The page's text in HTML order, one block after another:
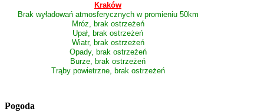
Kraków
Brak wyładowań atmosferycznych w promieniu 50km
Mróz, brak ostrzeżeń
Upał, brak ostrzeżeń
Wiatr, brak ostrzeżeń
Opady, brak ostrzeżeń
Burze, brak ostrzeżeń
Trąby powietrzne, brak ostrzeżeń
Pogoda